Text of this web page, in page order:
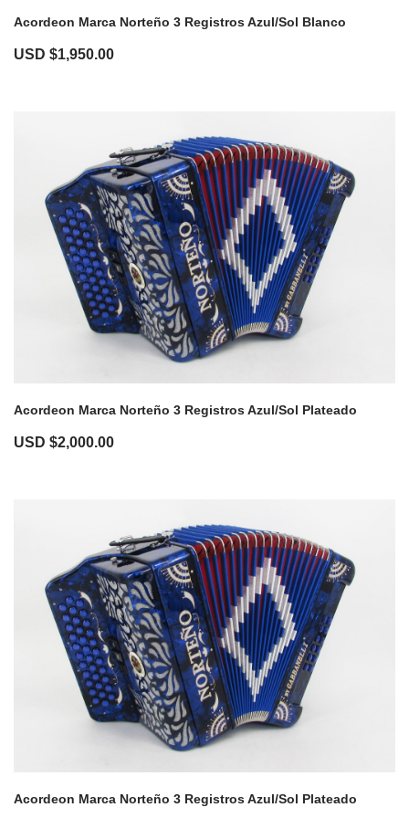
Acordeon Marca Norteño 3 Registros Azul/Sol Blanco
USD $1,950.00
Acordeon Marca Norteño 3 Registros Azul/Sol Plateado
USD $2,000.00
Acordeon Marca Norteño 3 Registros Azul/Sol Plateado